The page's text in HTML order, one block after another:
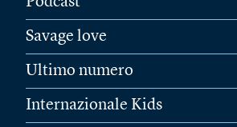
Savage love
Ultimo numero
Internazionale Kids